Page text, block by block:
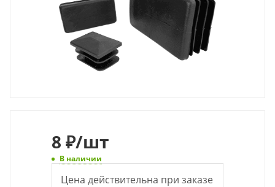
8 ₽/шт
В наличии
Цена действительна при заказе